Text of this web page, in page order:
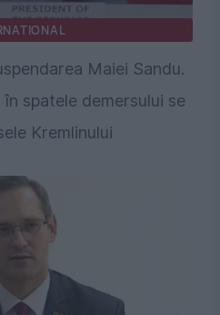
Maiei Sandu.
spatele demersului se
Kremlinului